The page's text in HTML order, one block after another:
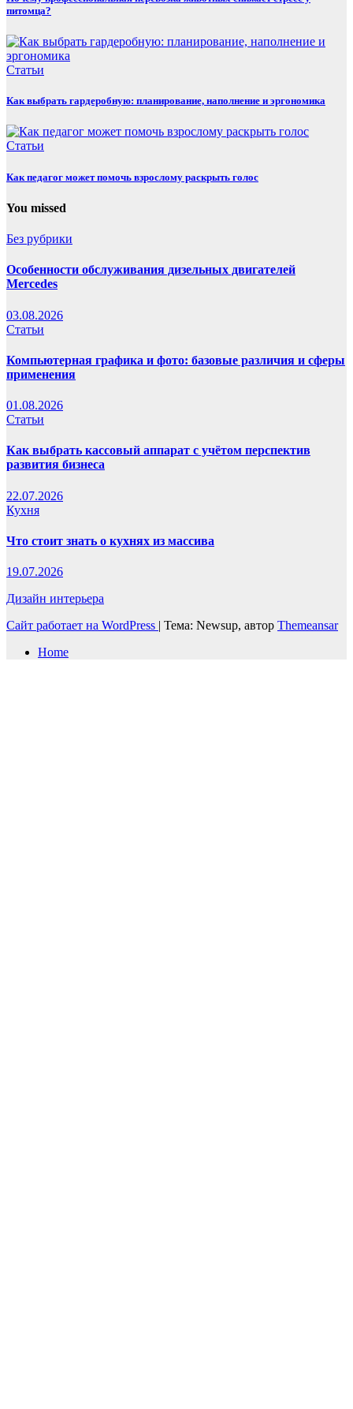
питомца?
Статьи
Как выбрать гардеробную: планирование, наполнение и эргономика
Статьи
Как педагог может помочь взрослому раскрыть голос
You missed
Без рубрики
Особенности обслуживания дизельных двигателей
Mercedes
03.08.2026
Статьи
Компьютерная графика и фото: базовые различия и сферы
применения
01.08.2026
Статьи
Как выбрать кассовый аппарат с учётом перспектив
развития бизнеса
22.07.2026
Кухня
Что стоит знать о кухнях из массива
19.07.2026
Дизайн интерьера
Сайт работает на WordPress | Тема: Newsup, автор Themeansar
Home